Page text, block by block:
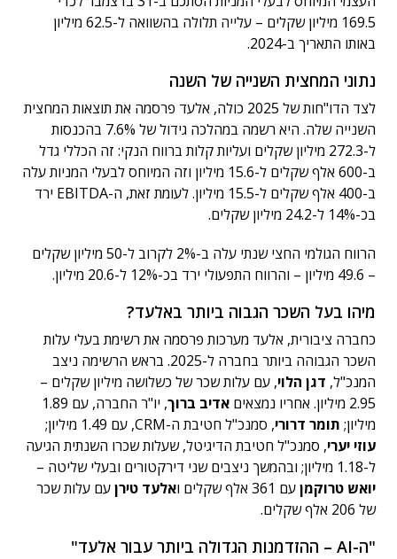
169.5 מיליון שקלים – עלייה תלולה בהשוואה ל-62.5 מיליון
באותו התאריך ב-2024.
נתוני המחצית השנייה של השנה
לצד הדו"חות של 2025 כולה, אלעד פרסמה את תוצאות המחצית
השנייה שלה. היא רשמה במהלכה גידול של 7.6% בהכנסות
ל-272.3 מיליון שקלים ועליות קלות ברווח הנקי: זה הכללי גדל
ב-600 אלף שקלים ל-15.6 מיליון וזה המיוחס לבעלי המניות עלה
ב-400 אלף שקלים ל-15.5 מיליון. לעומת זאת, ה-EBITDA ירד
בכ-14% ל-24.2 מיליון שקלים.
הרווח הגולמי החצי שנתי עלה ב-2% לקרוב ל-50 מיליון שקלים
– 49.6 מיליון – והרווח התפעולי ירד בכ-12% ל-20.6 מיליון.
מיהו בעל השכר הגבוה ביותר באלעד?
כחברה ציבורית, אלעד מערכות פרסמה את רשימת בעלי עלות
השכר הגבוהה ביותר בחברה ל-2025. בראש הרשימה ניצב
המנכ"ל, דגן הלוי, עם עלות שכר של כשלושה מיליון שקלים –
2.95 מיליון. אחריו נמצאים
אדיב ברוך
, יו"ר החברה, עם 1.89
מיליון; תומר דרורי, סמנכ"ל חטיבת ה-CRM, עם 1.49 מיליון;
עוזי יערי, סמנכ"ל חטיבת הדיגיטל, שעלות שכרו השנתית הגיעה
ל-1.18 מיליון; ובהמשך ניצבים שני דירקטורים ובעלי שליטה –
יואש טרוקמןעם 361 אלף שקלים ו אלעד טירןעם עלות שכר
של 206 אלף שקלים.
"ה-AI – ההזדמנות הגדולה ביותר עבור אלעד"